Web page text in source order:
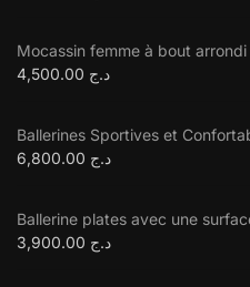
Mocassin femme à bout
د.ج
Ballerines Sportives et
د.ج
Ballerine plates avec une
د.ج